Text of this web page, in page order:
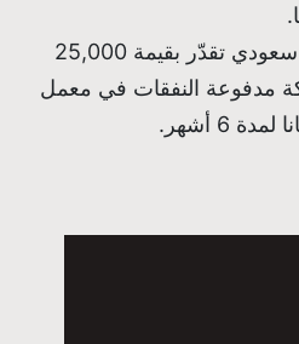
جائزة عينيّة لمشروع سعودي تقدّر بقيمة 25,000
مدفوعة النفقات في معمل
6 أشهر.